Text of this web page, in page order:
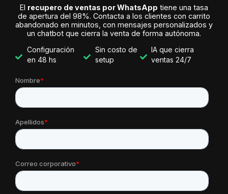
El recupero de ventas por WhatsApp tiene una tasa
de apertura del 98%. Contacta a los clientes con carrito
abandonado en minutos, con mensajes personalizados y
un chatbot que cierra la venta de forma autónoma.
Configuración
en 48 hs
Sin costo de
setup
IA que cierra
ventas 24/7